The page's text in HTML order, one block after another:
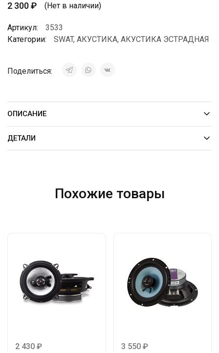
2 300₽ (Нет в наличии)
Артикул:
3533
Категории:
SWAT, АКУСТИКА, АКУСТИКА ЭСТРАДНАЯ
Поделиться:
ОПИСАНИЕ
ДЕТАЛИ
Похожие товары
2 430 ₽ 3 550 ₽